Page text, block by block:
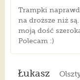
Trampki
na droższe niż
moją dość
Polecam :)
Łukasz